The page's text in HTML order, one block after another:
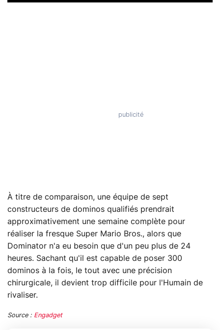
À titre de comparaison, une équipe de sept
constructeurs de dominos qualifiés prendrait
approximativement une semaine complète pour
réaliser la fresque Super Mario Bros., alors que
Dominator n'a eu besoin que d'un peu plus de 24
heures. Sachant qu'il est capable de poser 300
dominos à la fois, le tout avec une précision
chirurgicale, il devient trop difficile pour l'Humain de
rivaliser.
Source : Engadget